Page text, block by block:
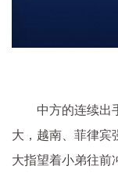
中方的连续出
大，越南、菲律宾
大指望着小弟往前